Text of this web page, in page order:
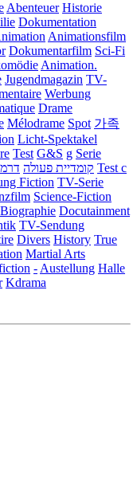
Abenteuer Historie
Dokumentation
Animationsfilm
Dokumentarfilm Sci-Fi
Animation.
Jugendmagazin TV-
Werbung
Drame
Mélodrame Spot 가족
Licht-Spektakel
Test G&S g Serie
קומדיית פעולה Test c
Fiction TV-Serie
Science-Fiction
Biographie Docutainment
TV-Sendung
Divers History True
Martial Arts
-Austellung Halle
Kdrama